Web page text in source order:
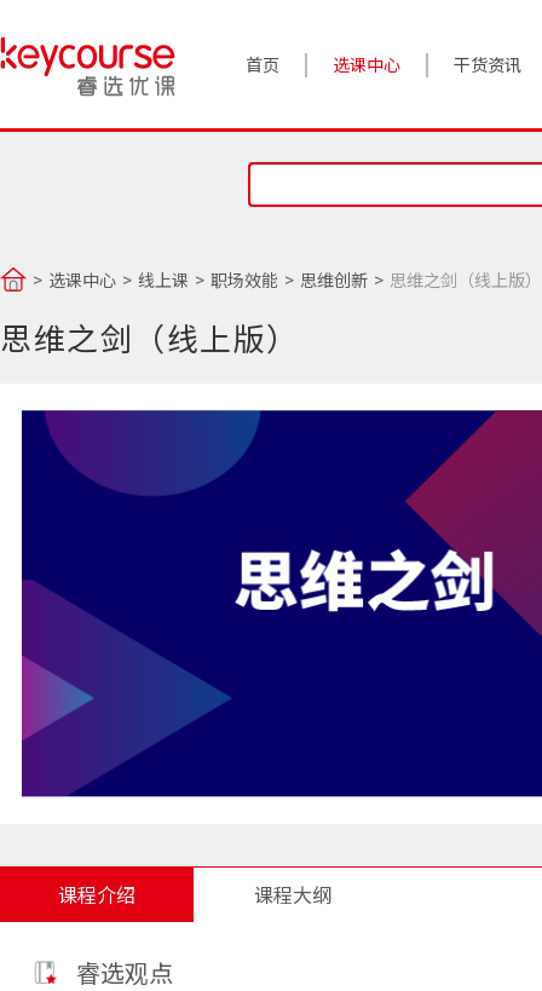
首页 选课中心 干货资讯
案例实践
对话高管
选课中心 线上课 职场效能 思维创新 思维之剑（线上版）
思维之剑（线上版）
课程介绍 课程大纲
睿选观点